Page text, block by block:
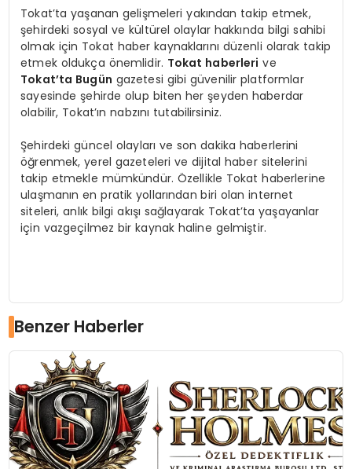
Tokat’ta yaşanan gelişmeleri yakından takip etmek,
şehirdeki sosyal ve kültürel olaylar hakkında bilgi sahibi
olmak için Tokat haber kaynaklarını düzenli olarak takip
etmek oldukça önemlidir. Tokat haberleri ve
Tokat’ta Bugün gazetesi gibi güvenilir platformlar
sayesinde şehirde olup biten her şeyden haberdar
olabilir, Tokat’ın nabzını tutabilirsiniz.
Şehirdeki güncel olayları ve son dakika haberlerini
öğrenmek, yerel gazeteleri ve dijital haber sitelerini
takip etmekle mümkündür. Özellikle Tokat haberlerine
ulaşmanın en pratik yollarından biri olan internet
siteleri, anlık bilgi akışı sağlayarak Tokat’ta yaşayanlar
için vazgeçilmez bir kaynak haline gelmiştir.
Benzer Haberler